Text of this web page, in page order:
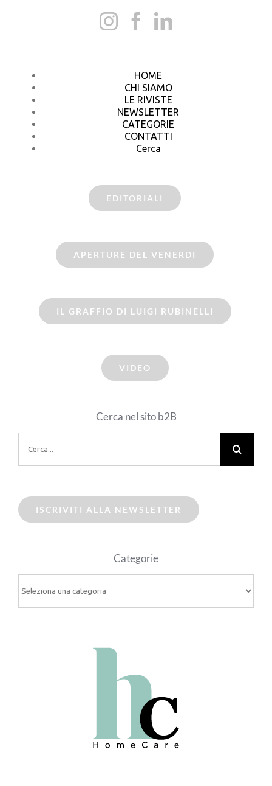
HOME
CHI SIAMO
LE RIVISTE
NEWSLETTER
CATEGORIE
CONTATTI
Cerca
EDITORIALI
APERTURE DEL VENERDI
IL GRAFFIO DI LUIGI RUBINELLI
VIDEO
Cerca nel sito b2B
per:
ISCRIVITI ALLA NEWSLETTER
Categorie